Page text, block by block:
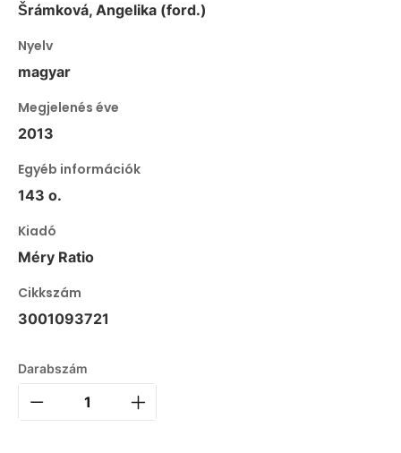
Šrámková, Angelika (ford.)
Nyelv
magyar
Megjelenés éve
2013
Egyéb információk
143 o.
Kiadó
Méry Ratio
Cikkszám
3001093721
Darabszám